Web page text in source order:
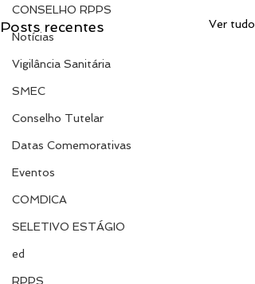
CONSELHO RPPS
Notícias
Vigilância Sanitária
SMEC
Conselho Tutelar
Datas Comemorativas
Eventos
COMDICA
SELETIVO ESTÁGIO
ed
RPPS
Posts recentes Ver tudo